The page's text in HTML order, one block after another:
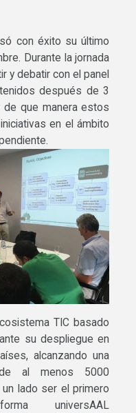
con éxito su último
Durante la jornada
y debatir con el panel
después de 3
que manera estos
en el ámbito
TIC basado
su despliegue en
alcanzando una
al menos 5000
lado ser el primero
universAAL